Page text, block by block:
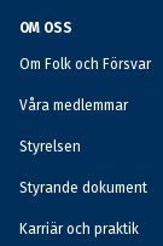
OM OSS
Om Folk och Försvar
Våra medlemmar
Styrelsen
Styrande dokument
Karriär och praktik